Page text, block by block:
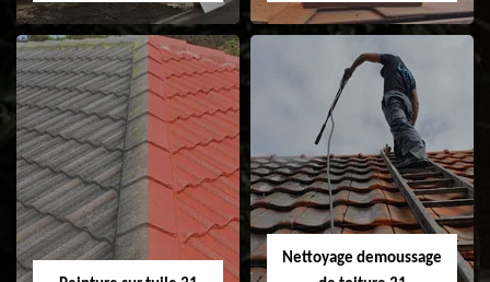
Nettoyage et
ravalement de
façade 31
Isolation toiture 31
Nettoyage demoussage